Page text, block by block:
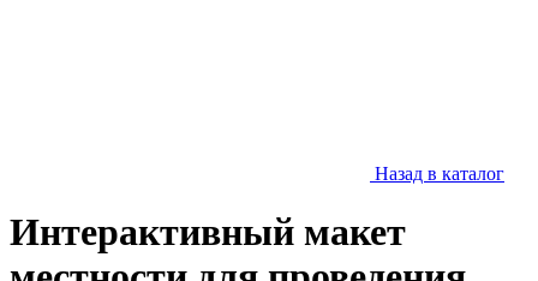
Назад в каталог
Интерактивный макет